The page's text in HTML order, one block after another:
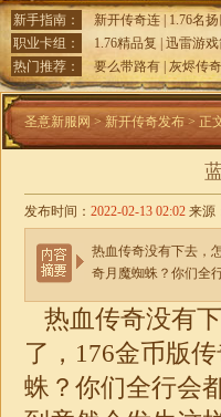
新手指南： 新开传奇连 1.76名扬
职业卡组：
1.76精品复 迅雷游
热门推荐：
要么带路有 灰烬传
圣意新服网 > 新开传奇发布> 正
发布时间： 2022-02-13 02:02 来源
热血传奇没有下去，
奇月魔蜘蛛？你们全
热血传奇没有
了，176金币版
蛛？你们全行会